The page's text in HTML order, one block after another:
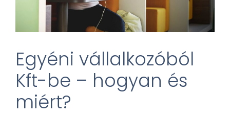
Egyéni vállalkozóból
Kft-be – hogyan és
miért?